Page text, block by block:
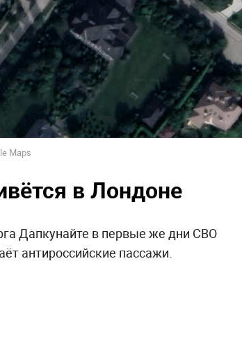
Maps
в Лондоне
Дапкунайте в первые же дни СВО
антироссийские пассажи.